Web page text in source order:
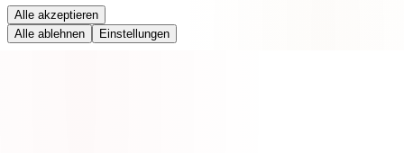
Alle akzeptieren
Alle ablehnen
Einstellungen